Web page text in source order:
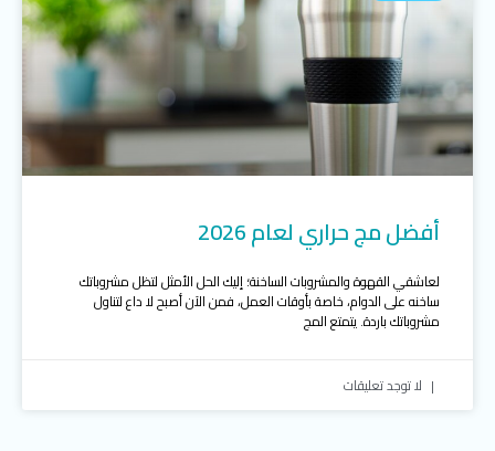
أفضل مج حراري لعام 2026
لعاشقي القهوة والمشروبات الساخنة؛ إليك الحل الأمثل لتظل مشروباتك
ساخنه على الدوام، خاصة بأوقات العمل، فمن الآن أصبح لا داع لتناول
مشروباتك باردة. يتمتع المج
لا توجد تعليقات